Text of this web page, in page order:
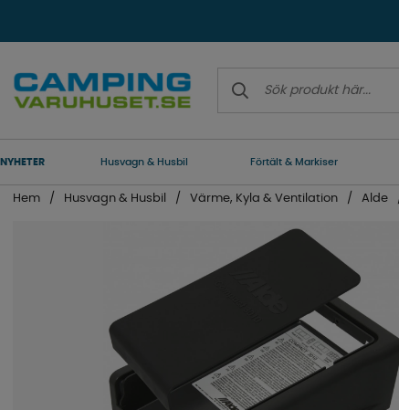
NYHETER Husvagn & Husbil Förtält & Markiser
Hem Husvagn & Husbil Värme, Kyla & Ventilation Alde